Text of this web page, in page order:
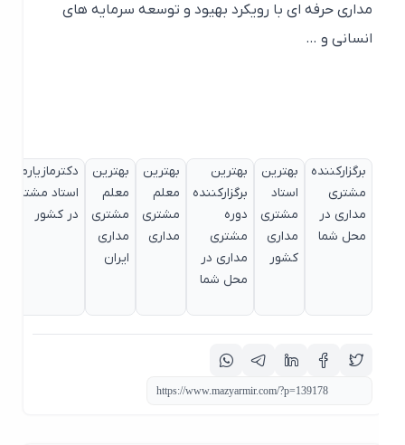
مداری حرفه ای با رویکرد بهیود و توسعه سرمایه های
انسانی و …
برگزارکننده
مشتری
مداری در
محل شما
بهترین
مشتری
مداری
کشور
بهترین
برگزارکننده
دوره
مشتری
مداری در
محل شما
بهترین
معلم
مشتری
مداری
بهترین
معلم
مشتری
مداری
دکترمازیارمیربهترین
استاد مشتری مداری
در کشور